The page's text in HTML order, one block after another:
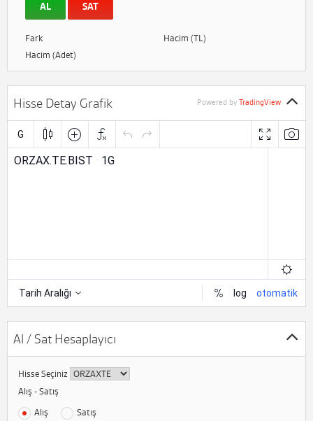
AL SAT
Fark
Hacim (TL)
Hacim (Adet)
Hisse Detay Grafik Powered by TradingView
Al / Sat Hesaplayıcı
Hisse Seçiniz
Alış - Satış
Alış
Satış